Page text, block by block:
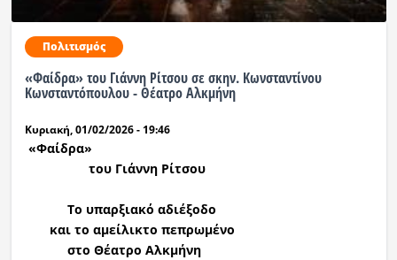
Πολιτισμός
«Φαίδρα» του Γιάννη Ρίτσου σε σκην. Κωνσταντίνου
Κωνσταντόπουλου - Θέατρο Αλκμήνη
Κυριακή, 01/02/2026 - 19:46
«Φαίδρα»
του Γιάννη Ρίτσου
Το υπαρξιακό αδιέξοδο
και το αμείλικτο πεπρωμένο
στο Θέατρο Αλκμήνη